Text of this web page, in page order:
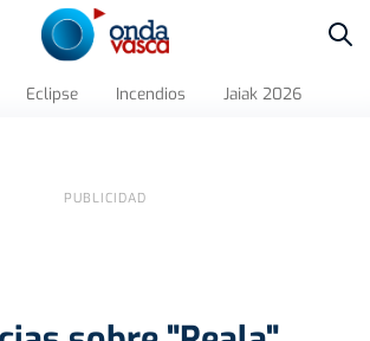
Eclipse Incendios Jaiak 2026